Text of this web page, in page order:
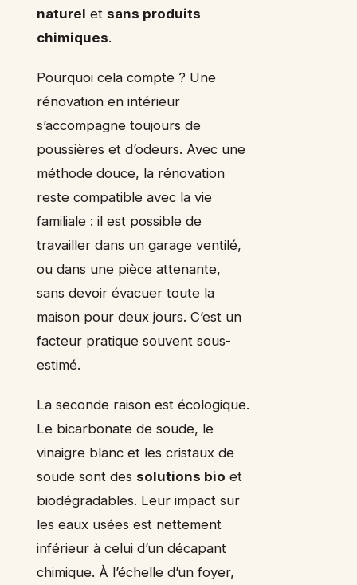
naturel et sans produits
chimiques.
Pourquoi cela compte ? Une
rénovation en intérieur
s’accompagne toujours de
poussières et d’odeurs. Avec une
méthode douce, la rénovation
reste compatible avec la vie
familiale : il est possible de
travailler dans un garage ventilé,
ou dans une pièce attenante,
sans devoir évacuer toute la
maison pour deux jours. C’est un
facteur pratique souvent sous-
estimé.
La seconde raison est écologique.
Le bicarbonate de soude, le
vinaigre blanc et les cristaux de
soude sont des solutions bio et
biodégradables. Leur impact sur
les eaux usées est nettement
inférieur à celui d’un décapant
chimique. À l’échelle d’un foyer,